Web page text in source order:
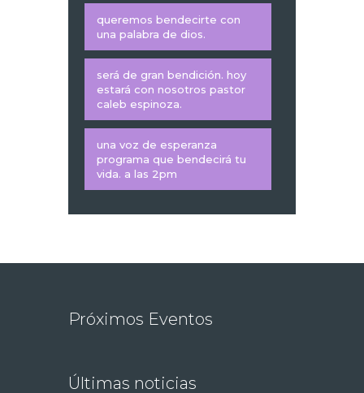
queremos bendecirte con
una palabra de dios.
será de gran bendición. hoy
estará con nosotros pastor
caleb espinoza.
una voz de esperanza
programa que bendecirá tu
vida. a las 2pm
Próximos Eventos
Últimas noticias